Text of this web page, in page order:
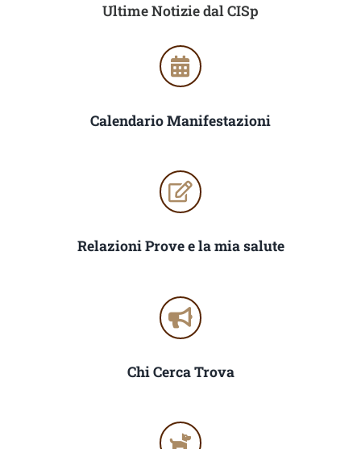
Ultime Notizie dal CISp
Calendario Manifestazioni
Relazioni Prove e la mia salute
Chi Cerca Trova